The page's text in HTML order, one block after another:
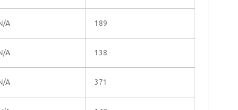
A 189
A 138
A 371